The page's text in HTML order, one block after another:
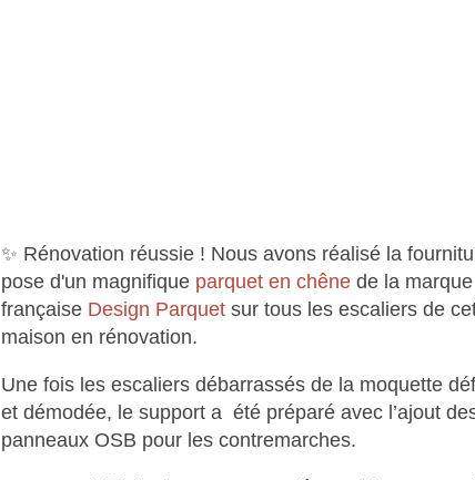
✨ Rénovation réussie ! Nous avons réalisé la
pose d'un magnifique parquet en chêne de la marque
française Design Parquet sur tous les escaliers de
maison en rénovation.
Une fois les escaliers débarrassés de la moquette
et démodée, le support a été préparé avec l’ajout
panneaux OSB pour les contremarches.